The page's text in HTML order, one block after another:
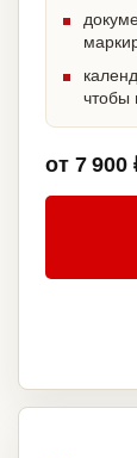
чтобы
от 7 900